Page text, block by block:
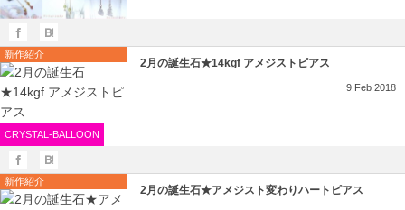
新作紹介
CRYSTAL-BALLOON
2月の誕生石★14kgf アメジストピアス
9 Feb 2018
新作紹介
2月の誕生石★アメジスト変わりハートピアス